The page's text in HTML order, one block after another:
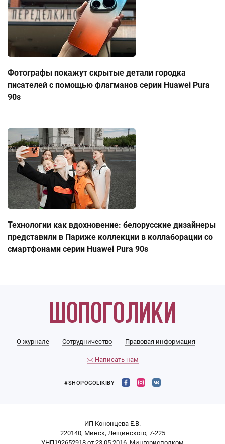
Фотографы покажут скрытые детали городка
писателей с помощью флагманов серии Huawei Pura
90s
Технологии как вдохновение: белорусские дизайнеры
представили в Париже коллекции в коллаборации со
смартфонами серии Huawei Pura 90s
О журнале Сотрудничество Правовая информация
Написать нам
#SHOPOGOLIKIBY
ИП Кононцева Е.В.
220140, Минск, Лещинского, 7-225